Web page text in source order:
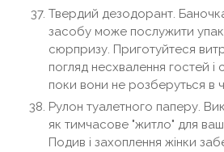
Твердий дезодорант.
засобу може послужити
сюрпризу. Приготуйтеся
погляд несхвалення гостей і
поки вони не розберуться в
Рулон туалетного паперу.
як тимчасове "житло" для
Подив і захоплення жінки